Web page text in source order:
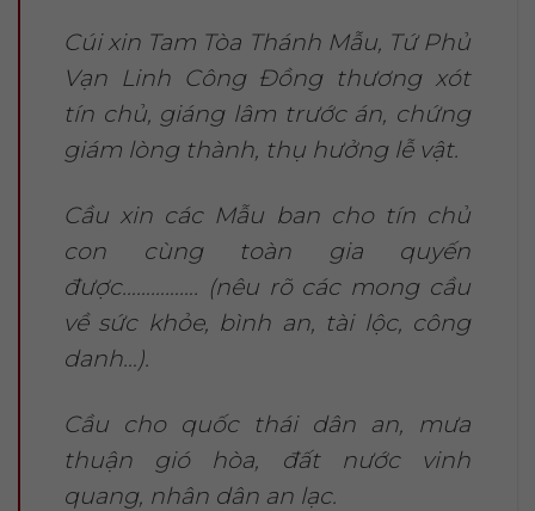
Cúi xin Tam Tòa Thánh Mẫu, Tứ Phủ
Vạn Linh Công Đồng thương xót
tín chủ, giáng lâm trước án, chứng
giám lòng thành, thụ hưởng lễ vật.
Cầu xin các Mẫu ban cho tín chủ
con cùng toàn gia quyến
được……………. (nêu rõ các mong cầu
về sức khỏe, bình an, tài lộc, công
danh…).
Cầu cho quốc thái dân an, mưa
thuận gió hòa, đất nước vinh
quang, nhân dân an lạc.